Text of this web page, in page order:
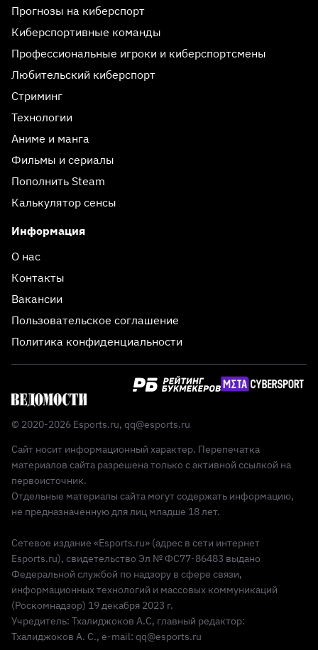
Прогнозы на киберспорт
Киберспортивные команды
Профессиональные игроки и киберспортсмены
Любительский киберспорт
Стриминг
Технологии
Аниме и манга
Фильмы и сериалы
Пополнить Steam
Калькулятор сенсы
Информация
О нас
Контакты
Вакансии
Пользовательское соглашение
Политика конфиденциальности
© 2020-2026 Esports.ru, qq@esports.ru
Сайт носит информационный характер. Перепечатка
материалов сайта разрешена только с активной ссылкой на
первоисточник.
Отдельные материалы сайта могут содержать информацию,
не предназначенную для лиц младше 18 лет.
Сетевое издание «Esports.ru» (адрес в сети интернет
Esports.ru), свидетельство Эл № ФС77-86483 выдано
Федеральной службой по надзору в сфере связи,
информационных технологий и массовых коммуникаций
(Роскомнадзор) 19 декабря 2023 г.
Учредитель: Тхалиджоков А.С, главный редактор:
Тхалиджоков А. С., e-mail: qq@esports.ru